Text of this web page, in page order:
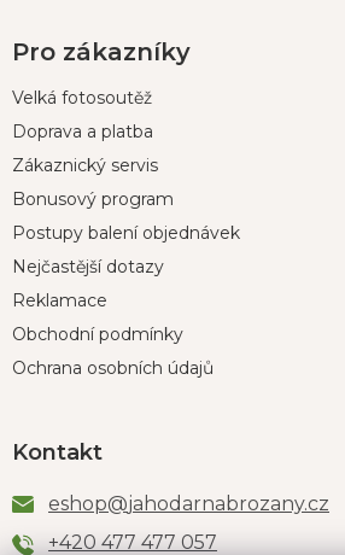
Pro zákazníky
Velká fotosoutěž
Doprava a platba
Zákaznický servis
Bonusový program
Postupy balení objednávek
Nejčastější dotazy
Reklamace
Obchodní podmínky
Ochrana osobních údajů
Kontakt
eshop@jahodarnabrozany.cz
+420 477 477 057